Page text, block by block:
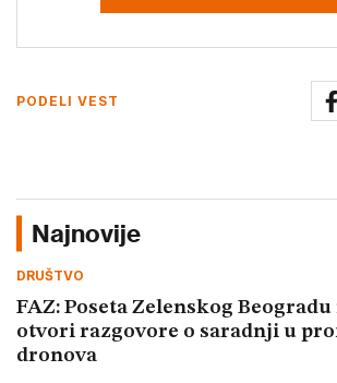
PODELI VEST
Najnovije
DRUŠTVO
FAZ: Poseta Zelenskog
otvori razgovore o saradnji u
dronova